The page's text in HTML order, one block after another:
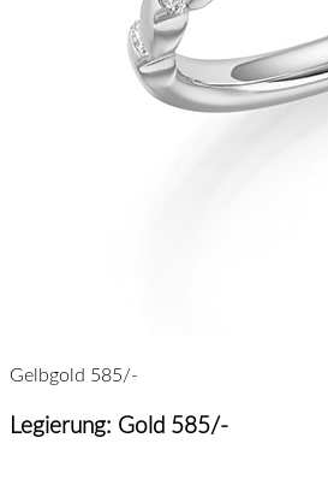
Gelbgold 585/-
Legierung: Gold 585/-